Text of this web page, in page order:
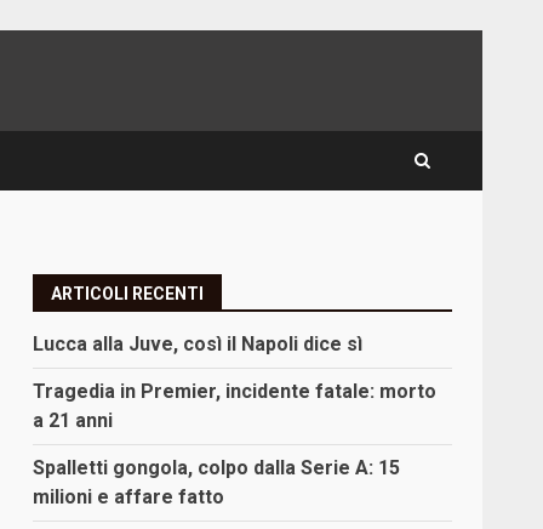
ARTICOLI RECENTI
Lucca alla Juve, così il Napoli dice sì
Tragedia in Premier, incidente fatale: morto
a 21 anni
Spalletti gongola, colpo dalla Serie A: 15
milioni e affare fatto